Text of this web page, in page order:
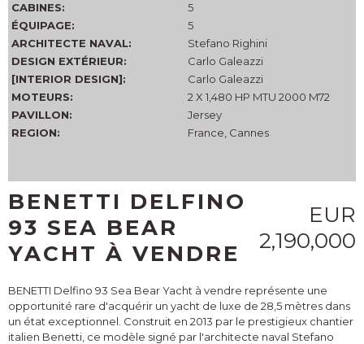
CABINES:
5
ÉQUIPAGE:
5
ARCHITECTE NAVAL:
Stefano Righini
DESIGN EXTÉRIEUR:
Carlo Galeazzi
[INTERIOR DESIGN]:
Carlo Galeazzi
MOTEURS:
2 X 1,480 HP MTU 2000 M72
PAVILLON:
Jersey
REGION:
France, Cannes
BENETTI DELFINO
93 SEA BEAR
YACHT À VENDRE
EUR
2,190,000
BENETTI Delfino 93 Sea Bear Yacht à vendre représente une
opportunité rare d'acquérir un yacht de luxe de 28,5 mètres dans
un état exceptionnel. Construit en 2013 par le prestigieux chantier
italien Benetti, ce modèle signé par l'architecte naval Stefano